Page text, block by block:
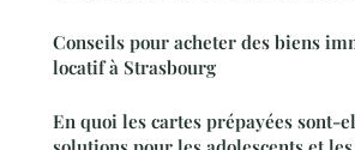
Conseils pour acheter des biens
locatif à Strasbourg
En quoi les cartes prépayées sont-